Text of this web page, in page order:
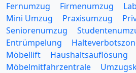
Fernumzug
Firmenumzug
Mini Umzug
Praxisumzug
Seniorenumzug
Entrümpelung
Möbellift
Haushaltsauflösung
Möbelmitfahrzentrale